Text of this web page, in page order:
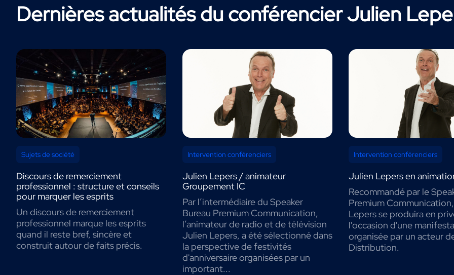
Dernières actualités du conférencier Julien
Sujets de société
Discours de remerciement
professionnel : structure et conseils
pour marquer les esprits
Un discours de remerciement
professionnel marque les esprits
quand il reste bref, sincère et
construit autour de faits précis.
Intervention conférenciers
Julien Lepers / animateur
Groupement IC
Par l’intermédiaire du Speaker
Bureau Premium Communication,
l’animateur de radio et de télévision
Julien Lepers, a été sélectionné dans
la perspective de festivités
d'anniversaire organisées par un
important...
Intervention conférenciers
Julien Lepers en
Recommandé par le
Premium
Lepers se produira en
l'occasion d'une
organisée par un acteur
Distribution.